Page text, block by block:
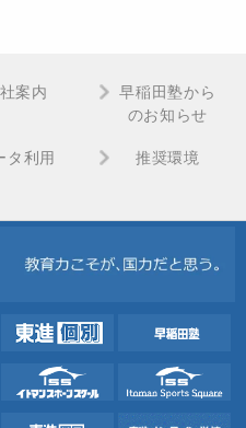
案内
早稲田塾から
のお知らせ
タ利用 推奨環境